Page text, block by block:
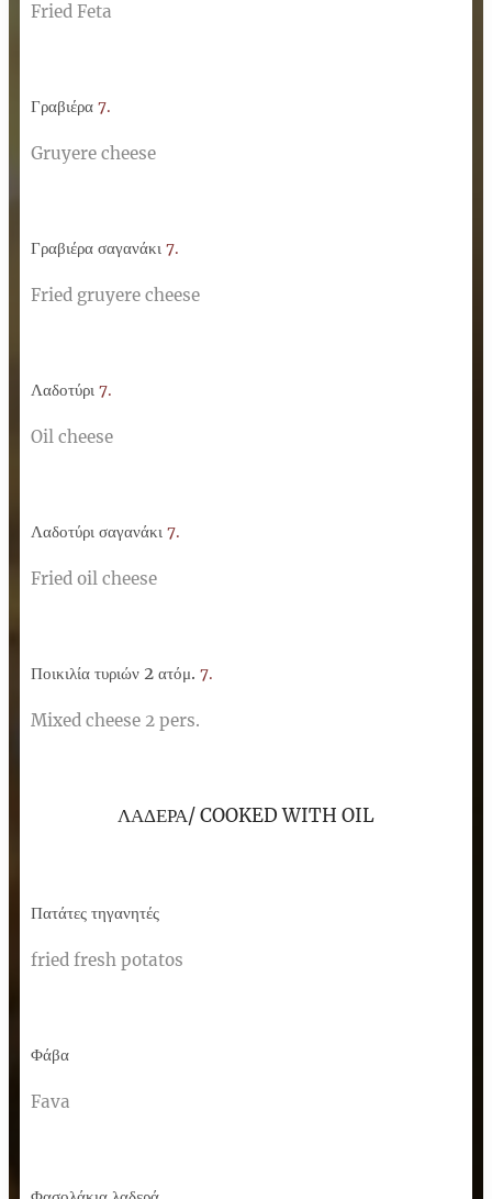
Fried Feta
Γραβιέρα 7.
Gruyere cheese
Γραβιέρα σαγανάκι 7.
Fried gruyere cheese
Λαδοτύρι 7.
Oil cheese
Λαδοτύρι σαγανάκι 7.
Fried oil cheese
Ποικιλία τυριών 2 ατόμ. 7.
Mixed cheese 2 pers.
ΛΑΔΕΡΑ/ COOKED WITH OIL
Πατάτες τηγανητές
fried fresh potatos
Φάβα
Fava